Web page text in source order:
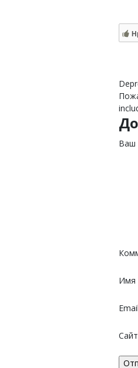
Ваш
Имя
Email
Сайт